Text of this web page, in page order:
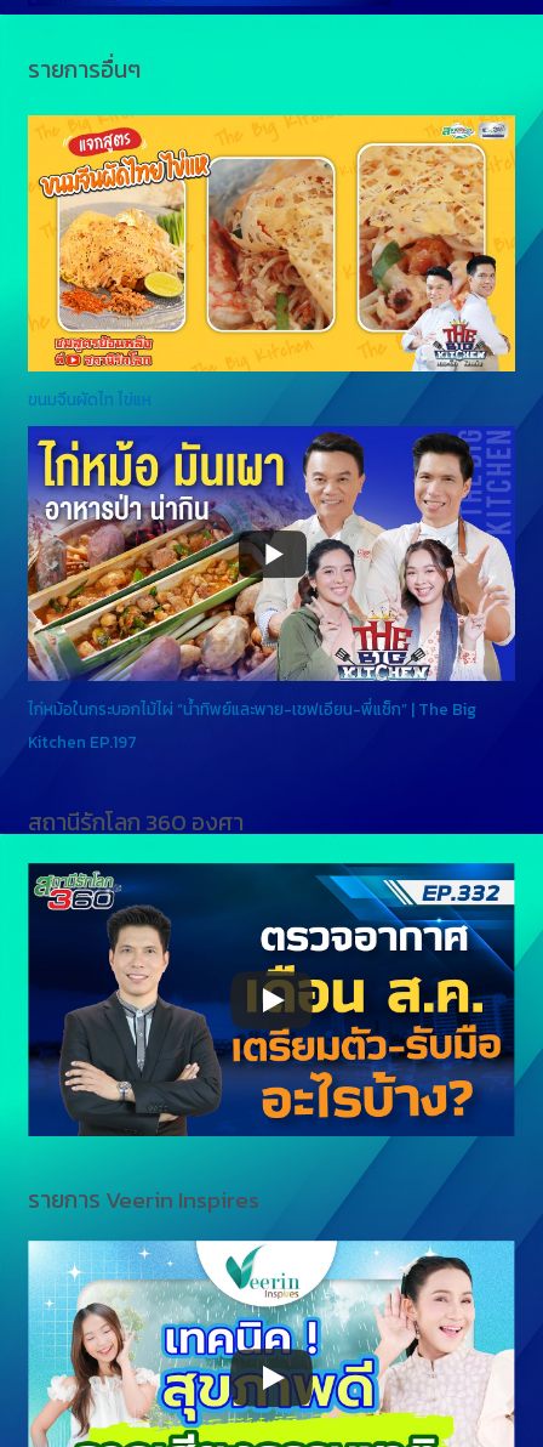
รายการอื่นๆ
ขนมจีนผัดไท ไข่แห
ไก่หม้อในกระบอกไม้ไผ่ “น้ำทิพย์และพาย-เชฟเอียน-พี่แซ็ก” | The Big
Kitchen EP.197
สถานีรักโลก 360 องศา
รายการ Veerin Inspires